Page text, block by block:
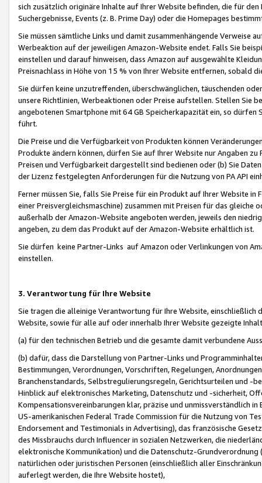
sich zusätzlich originäre Inhalte auf Ihrer Website befinden, die für
Suchergebnisse, Events (z. B. Prime Day) oder die Homepages
Sie müssen sämtliche Links und damit zusammenhängende
Werbeaktion auf der jeweiligen Amazon-Website endet. Falls Sie
einstellen und darauf hinweisen, dass Amazon auf ausgewählte
Preisnachlass in Höhe von 15 % von Ihrer Website entfernen, sobald
Sie dürfen keine unzutreffenden, überschwänglichen, täuschenden
unsere Richtlinien, Werbeaktionen oder Preise aufstellen. Stellen Sie
angebotenen Smartphone mit 64 GB Speicherkapazität ein, so dürfen
führt.
Die Preise und die Verfügbarkeit von Produkten können
Produkte ändern können, dürfen Sie auf Ihrer Website nur Angaben
Preisen und Verfügbarkeit dargestellt sind bedienen oder (b) Sie
der Lizenz festgelegten Anforderungen für die Nutzung von PA API
Ferner müssen Sie, falls Sie Preise für ein Produkt auf Ihrer Website
einer Preisvergleichsmaschine) zusammen mit Preisen für das
außerhalb der Amazon-Website angeboten werden, jeweils den
angeben, zu dem das Produkt auf der Amazon-Website erhältlich ist.
Sie dürfen keine Partner-Links auf Amazon oder Verlinkungen von
einstellen.
3. Verantwortung für Ihre Website
Sie tragen die alleinige Verantwortung für Ihre Website,
Website, sowie für alle auf oder innerhalb Ihrer Website gezeigte
(a) für den technischen Betrieb und die gesamte damit verbundene
(b) dafür, dass die Darstellung von Partner-Links und
Bestimmungen, Verordnungen, Vorschriften, Regelungen,
Branchenstandards, Selbstregulierungsregeln, Gerichtsurteilen und -
Hinblick auf elektronisches Marketing, Datenschutz und -sicherheit,
Kompensationsvereinbarungen klar, präzise und unmissverständlich
US-amerikanischen Federal Trade Commission für die Nutzung von
Endorsement and Testimonials in Advertising), das französische
des Missbrauchs durch Influencer in sozialen Netzwerken, die
elektronische Kommunikation) und die Datenschutz-
natürlichen oder juristischen Personen (einschließlich aller
auferlegt werden, die Ihre Website hostet),